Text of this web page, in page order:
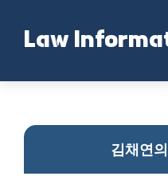
contentLaw
김채연